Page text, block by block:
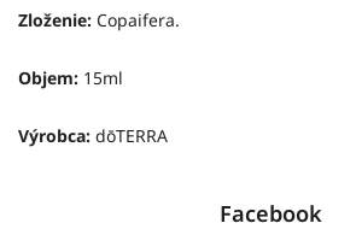
Zloženie: Copaifera.
Objem: 15ml
Výrobca: dōTERRA
Facebook